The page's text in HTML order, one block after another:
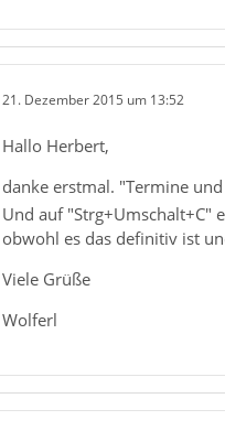
21. Dezember 2015 um 13:52
Hallo Herbert,
danke erstmal. "Termine
Und auf "Strg+Umschalt+C"
obwohl es das definitiv ist
Viele Grüße
Wolferl